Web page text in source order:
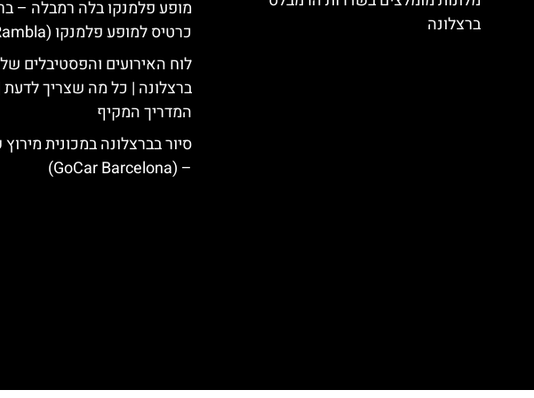
ברצלונה
מופע פלמנקו בלה רמבלה –
כרטיס למופע פלמנקו (La Rambla)
לוח האירועים והפסטיבלים של
ברצלונה | כל מה שצריך לדעת
המדריך המקיף
סיור בברצלונה במכונית
– (GoCar Barcelona)